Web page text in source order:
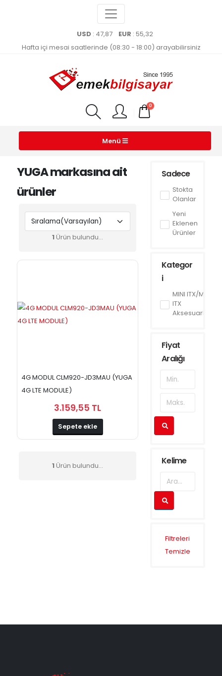
USD: 47,87 EUR : 55,32
Hafta içi mesai saatlerinde (08:30 - 18:00) arayabilirsiniz
0
Menü
Sadece
Stokta
Olanlar
Yeni
Eklenen
Ürünler
Kategor
i
MINI ITX/Mini
ITX
Aksesuarlar
Fiyat
Aralığı
Kelime
Filtreleri
Temizle
YUGA markasına ait
ürünler
1Ürün bulundu...
4G MODUL CLM920-JD3MAU (YUGA
4G LTE MODULE)
3.159,55 TL
Sepete ekle
1Ürün bulundu...